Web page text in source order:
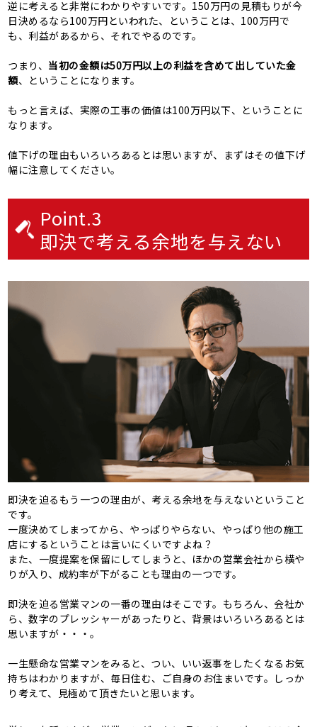
逆に考えると非常にわかりやすいです。150万円の見積もりが今
日決めるなら100万円といわれた、ということは、100万円で
も、利益があるから、それでやるのです。
つまり、 当初の金額は50万円以上の利益を含めて出していた金
額、ということになります。
もっと言えば、実際の工事の価値は100万円以下、ということに
なります。
値下げの理由もいろいろあるとは思いますが、まずはその値下げ
幅に注意してください。
Point.3
即決で考える余地を与えない
即決を迫るもう一つの理由が、考える余地を与えないということ
です。
一度決めてしまってから、やっぱりやらない、やっぱり他の施工
店にするということは言いにくいですよね？
また、一度提案を保留にしてしまうと、ほかの営業会社から横や
りが入り、成約率が下がることも理由の一つです。
即決を迫る営業マンの一番の理由はそこです。もちろん、会社か
ら、数字のプレッシャーがあったりと、背景はいろいろあるとは
思いますが・・・。
一生懸命な営業マンをみると、つい、いい返事をしたくなるお気
持ちはわかりますが、毎日住む、ご自身のお住まいです。しっか
り考えて、見極めて頂きたいと思います。